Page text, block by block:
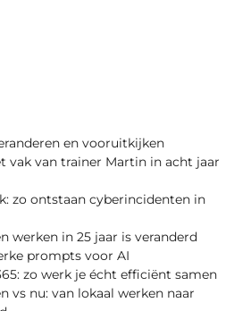
en vooruitkijken
vak van trainer Martin in acht jaar
zo ontstaan cyberincidenten in
werken in 25 jaar is veranderd
prompts voor AI
zo werk je écht efficiënt samen
vs nu: van lokaal werken naar